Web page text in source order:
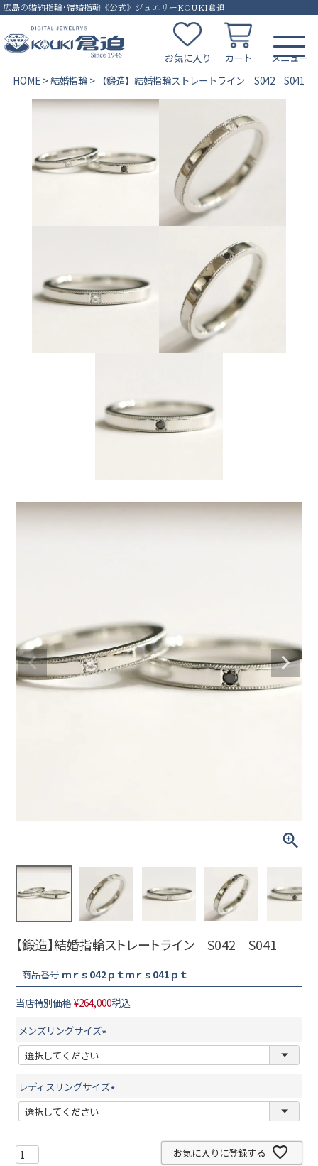
広島の婚約指輪･結婚指輪《公式》ジュエリーKOUKI倉迫
お気に入り
カート
HOME
結婚指輪 【鍛造】結婚指輪ストレートライン S042 S041
【鍛造】結婚指輪ストレートライン S042 S041
商品番号 ｍｒｓ042ｐｔｍｒｓ041ｐｔ
当店特別価格 ¥264,000税込
メンズリングサイズ
必
須
)
レディスリングサイズ
必
お気に入りに登録する